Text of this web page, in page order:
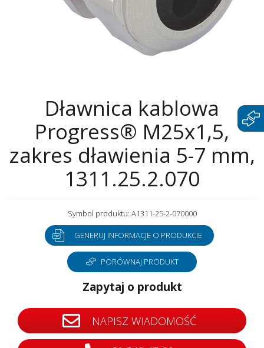
Dławnica kablowa
Progress® M25x1,5,
zakres dławienia 5-7 mm,
1311.25.2.070
Symbol produktu: A1311-25-2-070000
GENERUJ INFORMACJE O PRODUKCIE
PORÓWNAJ PRODUKT
Zapytaj o produkt
NAPISZ WIADOMOŚĆ